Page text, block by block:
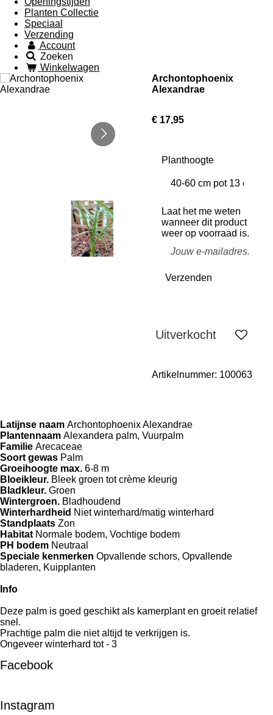
Planten Collectie
Speciaal
Verzending
Account
Zoeken
Winkelwagen
Archontophoenix
Alexandrae
€ 17,95
Planthoogte
Laat het me weten
wanneer dit product
weer op voorraad is.
Verzenden
Uitverkocht
Artikelnummer: 100063
Latijnse naam Archontophoenix Alexandrae
Plantennaam Alexandera palm, Vuurpalm
Familie Arecaceae
Soort gewas Palm
Groeihoogte max. 6-8 m
Bloeikleur. Bleek groen tot crème kleurig
Bladkleur. Groen
Wintergroen. Bladhoudend
Winterhardheid Niet winterhard/matig winterhard
Standplaats Zon
Habitat Normale bodem, Vochtige bodem
PH bodem Neutraal
Speciale kenmerken Opvallende schors, Opvallende
bladeren, Kuipplanten
Info
Deze palm is goed geschikt als kamerplant en groeit relatief
snel.
Prachtige palm die niet altijd te verkrijgen is.
Ongeveer winterhard tot - 3
Facebook
Instagram